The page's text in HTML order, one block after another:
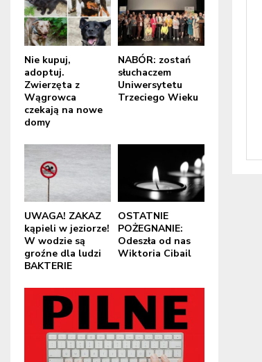
Nie kupuj,
adoptuj.
Zwierzęta z
Wągrowca
czekają na nowe
domy
NABÓR: zostań
słuchaczem
Uniwersytetu
Trzeciego Wieku
UWAGA! ZAKAZ
kąpieli w jeziorze!
W wodzie są
groźne dla ludzi
BAKTERIE
OSTATNIE
POŻEGNANIE:
Odeszła od nas
Wiktoria Cibail